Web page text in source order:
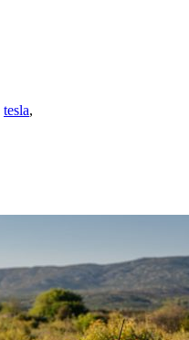
tesla,